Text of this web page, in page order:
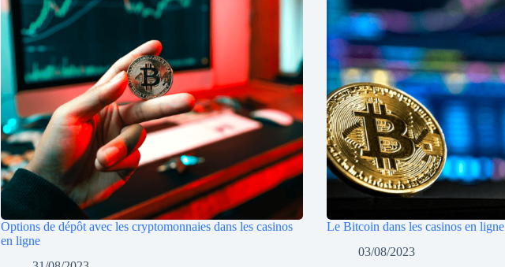
Options de dépôt avec les cryptomonnaies dans les casinos
en ligne
Le Bitcoin dans les casinos en ligne
03/08/2023